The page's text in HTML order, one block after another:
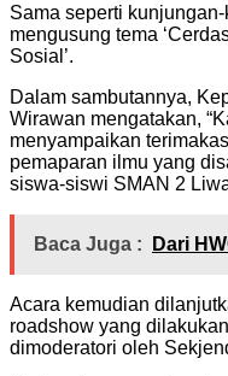
Sama seperti
mengusung tema
Sosial’.
Dalam sambutannya,
Wirawan mengatakan,
menyampaikan
pemaparan ilmu yang
siswa-siswi SMAN 2
Baca Juga : Dari
Acara kemudian
roadshow yang
dimoderatori oleh